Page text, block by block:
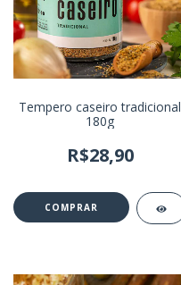
Tempero caseiro tradicional
180g
R$28,90